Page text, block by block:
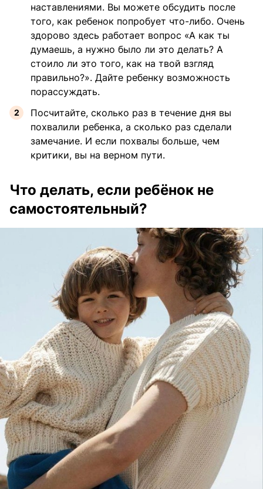
наставлениями. Вы можете обсудить после
того, как ребенок попробует что-либо. Очень
здорово здесь работает вопрос «А как ты
думаешь, а нужно было ли это делать? А
стоило ли это того, как на твой взгляд
правильно?». Дайте ребенку возможность
порассуждать.
Посчитайте, сколько раз в течение дня вы
похвалили ребенка, а сколько раз сделали
замечание. И если похвалы больше, чем
критики, вы на верном пути.
Что делать, если ребёнок не
самостоятельный?